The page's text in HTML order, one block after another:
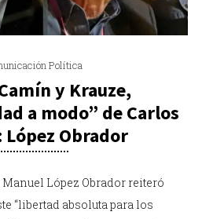
Política
y Krauze,
a modo” de Carlos
López Obrador
López Obrador reiteró
“libertad absoluta para los